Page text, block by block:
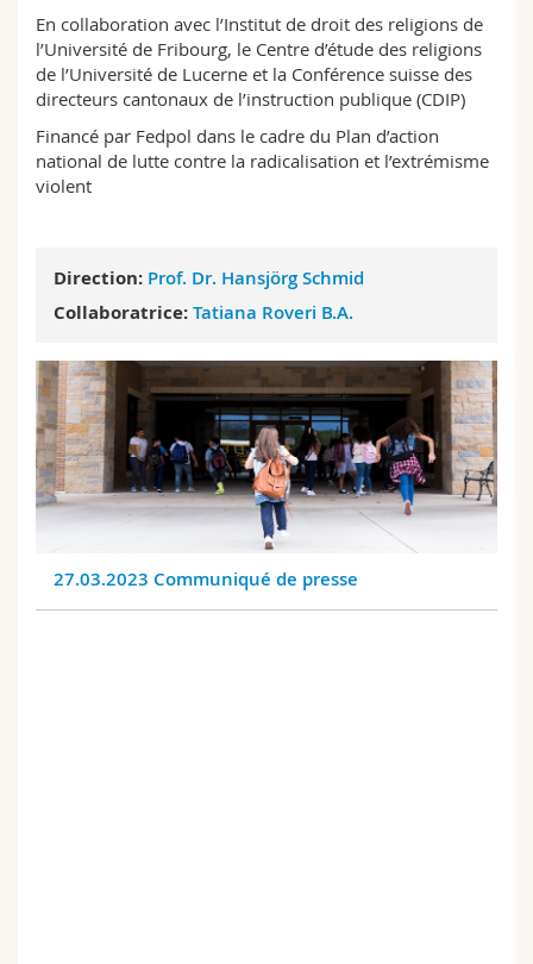
En collaboration avec l’Institut de droit des religions de
l’Université de Fribourg, le Centre d’étude des religions
de l’Université de Lucerne et la Conférence suisse des
directeurs cantonaux de l’instruction publique (CDIP)
Financé par Fedpol dans le cadre du Plan d’action
national de lutte contre la radicalisation et l’extrémisme
violent
Direction: Prof. Dr. Hansjörg Schmid
Collaboratrice:Tatiana Roveri B.A.
27.03.2023 Communiqué de presse